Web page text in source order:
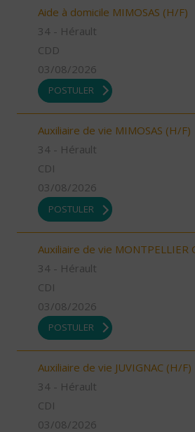
Aide à domicile MIMOSAS (H/F)
34 - Hérault
CDD
03/08/2026
POSTULER
Auxiliaire de vie MIMOSAS (H/F)
34 - Hérault
CDI
03/08/2026
POSTULER
Auxiliaire de vie MONTPELLIER
34 - Hérault
CDI
03/08/2026
POSTULER
Auxiliaire de vie JUVIGNAC (H/F)
34 - Hérault
CDI
03/08/2026